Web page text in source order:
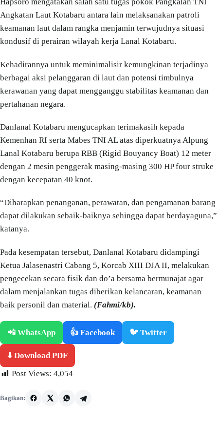
Angkatan Laut Kotabaru antara lain melaksanakan patroli
keamanan laut dalam rangka menjamin terwujudnya situasi
kondusif di perairan wilayah kerja Lanal Kotabaru.
Kehadirannya untuk meminimalisir kemungkinan terjadinya
berbagai aksi pelanggaran di laut dan potensi timbulnya
kerawanan yang dapat mengganggu stabilitas keamanan dan
pertahanan negara.
Danlanal Kotabaru mengucapkan terimakasih kepada
Kemenhan RI serta Mabes TNI AL atas diperkuatnya Alpung
Lanal Kotabaru berupa RBB (Rigid Bouyancy Boat) 12 meter
dengan 2 mesin penggerak masing-masing 300 HP four struke
dengan kecepatan 40 knot.
“Diharapkan penanganan, perawatan, dan pengamanan barang
dapat dilakukan sebaik-baiknya sehingga dapat berdayaguna,”
katanya.
Pada kesempatan tersebut, Danlanal Kotabaru didampingi
Ketua Jalasenastri Cabang 5, Korcab XIII DJA II, melakukan
pengecekan secara fisik dan do’a bersama bermunajat agar
dalam menjalankan tugas diberikan kelancaran, keamanan
baik personil dan material. (Fahmi/kb).
📲 WhatsApp 👍 Facebook 🐦 Twitter
⬇️ Download PDF
Post Views: 4,054
Bagikan: